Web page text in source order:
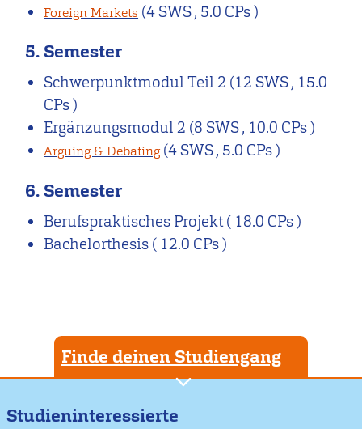
Foreign Markets (4 SWS , 5.0 CPs )
5. Semester
Schwerpunktmodul Teil 2 (12 SWS , 15.0
CPs )
Ergänzungsmodul 2 (8 SWS , 10.0 CPs )
Arguing & Debating (4 SWS , 5.0 CPs )
6. Semester
Berufspraktisches Projekt( 18.0 CPs )
Bachelorthesis ( 12.0 CPs )
Finde deinen Studiengang
Studieninteressierte